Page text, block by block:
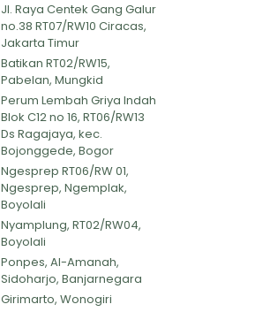
Jl. Raya Centek Gang Galur
no.38 RT07/RW10 Ciracas,
Jakarta Timur
Batikan RT02/RW15,
Pabelan, Mungkid
Perum Lembah Griya Indah
Blok C12 no 16, RT06/RW13
Ds Ragajaya, kec.
Bojonggede, Bogor
Ngesprep RT06/RW 01,
Ngesprep, Ngemplak,
Boyolali
Nyamplung, RT02/RW04,
Boyolali
Ponpes, Al-Amanah,
Sidoharjo, Banjarnegara
Girimarto, Wonogiri